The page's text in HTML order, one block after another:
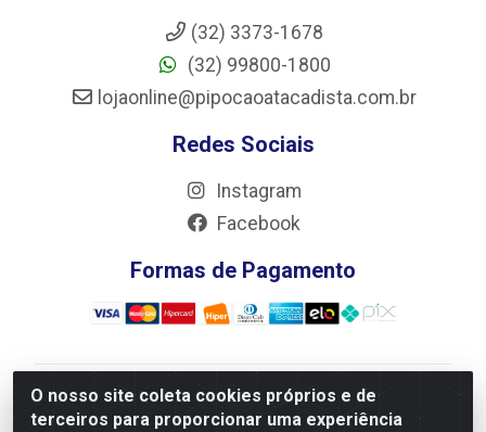
O nosso site coleta cookies próprios e de
terceiros para proporcionar uma experiência
(32) 3373-1678
(32) 99800-1800
lojaonline@pipocaoatacadista.com.br
Redes Sociais
Instagram
Facebook
Formas de Pagamento
JRS Distribuição e Logística LTDA - Rua Antônio do
Sacramento Torga 70, Vila Nossa Senhora de Fatima -